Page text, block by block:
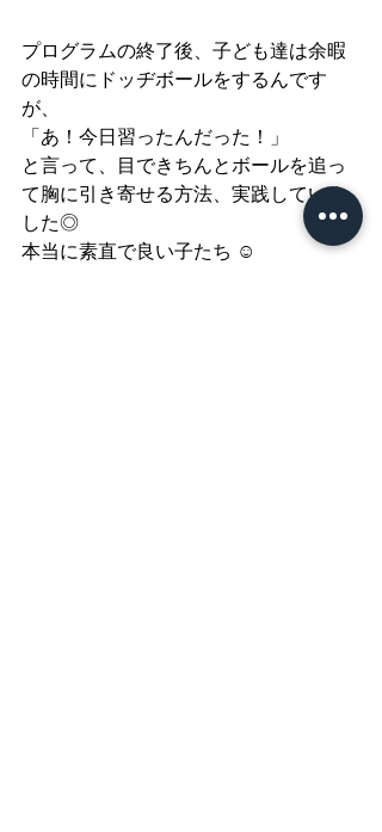
プログラムの終了後、子ども達は余暇
の時間にドッヂボールをするんです
が、
「あ！今日習ったんだった！」
と言って、目できちんとボールを追っ
て胸に引き寄せる方法、実践していま
した◎
本当に素直で良い子たち ☺︎